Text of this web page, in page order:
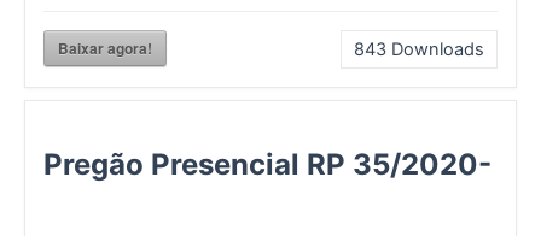
Baixar agora! 843 Downloads
Pregão Presencial RP 35/2020-